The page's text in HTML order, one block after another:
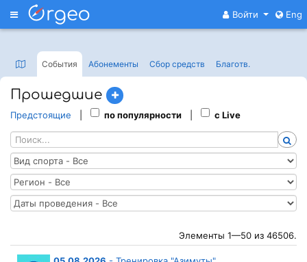
Меню Войти Eng
События Абонементы Сбор средств Благотв.
Прошедшие
Предстоящие по популярности с Live
Элементы 1—50 из 46506.